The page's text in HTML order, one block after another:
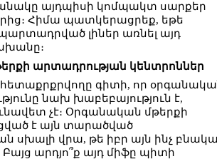
այդպիսի կոմպակտ սարքեր
Հիմա պատկերացրեք, եթե
լիներ առնել այդ
արտադրության կենտրոններ
հետաքրքրվողը գիտի, որ
նախ խաբեբայություն է,
չէ։ Օրգանական մթերքի
է այն տարածված
վրա, թե իբր այն ինչ
արդյո՞ք այդ միֆը պիտի